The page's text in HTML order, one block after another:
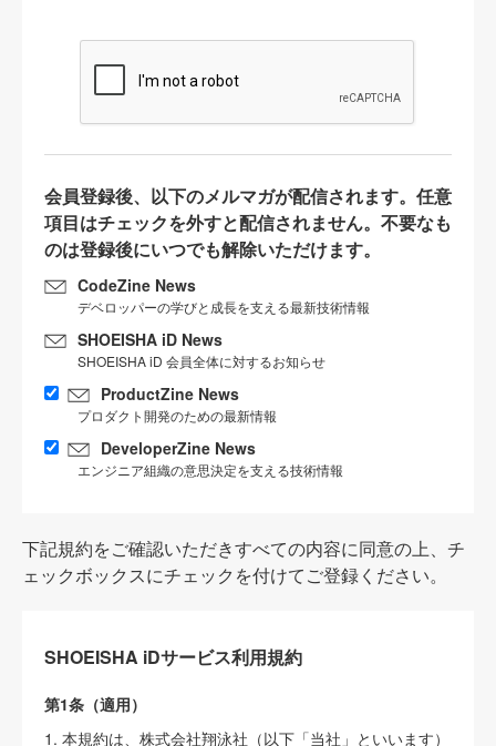
会員登録後、以下のメルマガが配信されます。任意
項目はチェックを外すと配信されません。不要なも
のは登録後にいつでも解除いただけます。
CodeZine News
デベロッパーの学びと成長を支える最新技術情報
SHOEISHA iD News
SHOEISHA iD 会員全体に対するお知らせ
ProductZine News
プロダクト開発のための最新情報
DeveloperZine News
エンジニア組織の意思決定を支える技術情報
下記規約をご確認いただきすべての内容に同意の上、チ
ェックボックスにチェックを付けてご登録ください。
SHOEISHA iDサービス利用規約
第1条（適用）
1. 本規約は、株式会社翔泳社（以下「当社」といいます）